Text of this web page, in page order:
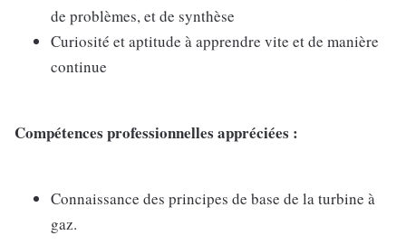
de problèmes, et de synthèse
Curiosité et aptitude à apprendre vite et de manière
continue
Compétences professionnelles appréciées :
Connaissance des principes de base de la turbine à
gaz.